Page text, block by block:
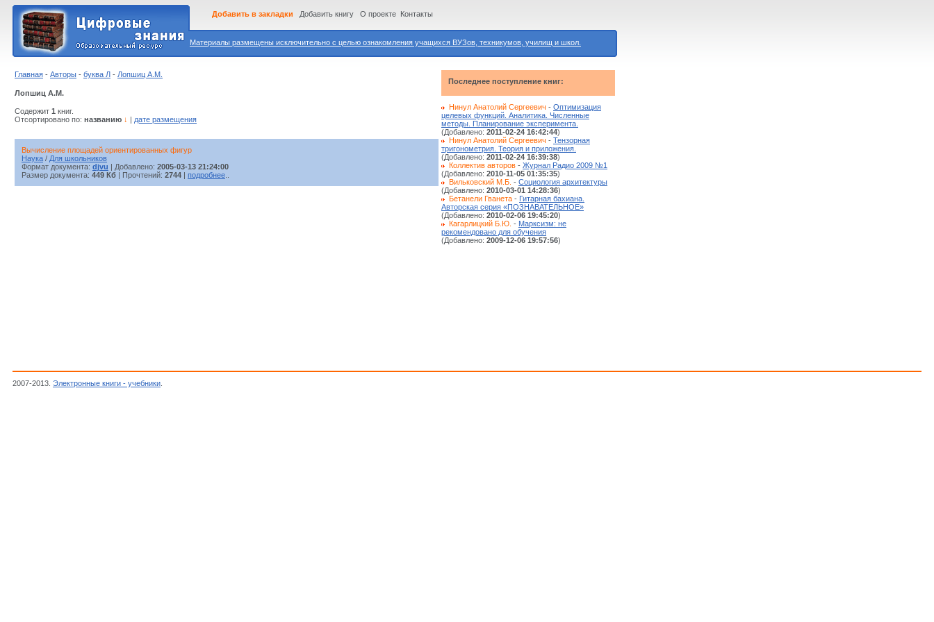
Материалы размещены исключительно с целью ознакомления учащихся ВУЗов, техникумов, училищ и школ.
Добавить в закладки Добавить книгу О проекте Контакты
Главная - Авторы - буква Л - Лопшиц А.М.
Лопшиц А.М.
Содержит 1 книг.
Отсортировано по: названию ↓ дате размещения
Вычисление площадей ориентированных фигур
Наука / Для школьников
Формат документа: djvu | Добавлено: 2005-03-13 21:24:00
Размер документа: 449 Кб | Прочтений: 2744 подробнее
Последнее поступление книг:
Нинул Анатолий Сергеевич - Оптимизация
целевых функций. Аналитика. Численные
методы. Планирование эксперимента.
(Добавлено: 2011-02-24 16:42:44)
Нинул Анатолий Сергеевич - Тензорная
тригонометрия. Теория и приложения.
(Добавлено: 2011-02-24 16:39:38)
Коллектив авторов - Журнал Радио 2009 №1
(Добавлено: 2010-11-05 01:35:35)
Вильковский М.Б. - Социология архитектуры
(Добавлено: 2010-03-01 14:28:36)
Бетанели Гванета - Гитарная бахиана.
Авторская серия «ПОЗНАВАТЕЛЬНОЕ»
(Добавлено: 2010-02-06 19:45:20)
Кагарлицкий Б.Ю. - Марксизм: не
рекомендовано для обучения
(Добавлено: 2009-12-06 19:57:56)
2007-2013. Электронные книги - учебники